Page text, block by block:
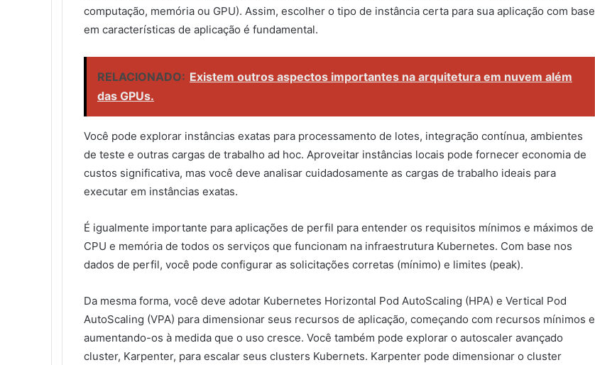
computação, memória ou GPU). Assim, escolher o tipo de instância certa para sua aplicação com base
em características de aplicação é fundamental.
RELACIONADO: Existem outros aspectos importantes na arquitetura em nuvem além
das GPUs.
Você pode explorar instâncias exatas para processamento de lotes, integração contínua, ambientes
de teste e outras cargas de trabalho ad hoc. Aproveitar instâncias locais pode fornecer economia de
custos significativa, mas você deve analisar cuidadosamente as cargas de trabalho ideais para
executar em instâncias exatas.
É igualmente importante para aplicações de perfil para entender os requisitos mínimos e máximos de
CPU e memória de todos os serviços que funcionam na infraestrutura Kubernetes. Com base nos
dados de perfil, você pode configurar as solicitações corretas (mínimo) e limites (peak).
Da mesma forma, você deve adotar Kubernetes Horizontal Pod AutoScaling (HPA) e Vertical Pod
AutoScaling (VPA) para dimensionar seus recursos de aplicação, começando com recursos mínimos e
aumentando-os à medida que o uso cresce. Você também pode explorar o autoscaler avançado
cluster, Karpenter, para escalar seus clusters Kubernets. Karpenter pode dimensionar o cluster